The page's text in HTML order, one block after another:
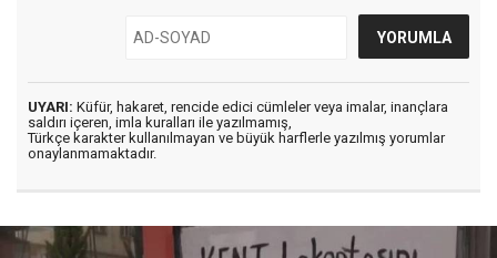
UYARI: Küfür, hakaret, rencide edici cümleler veya imalar, inançlara
saldırı içeren, imla kuralları ile yazılmamış,
Türkçe karakter kullanılmayan ve büyük harflerle yazılmış yorumlar
onaylanmamaktadır.